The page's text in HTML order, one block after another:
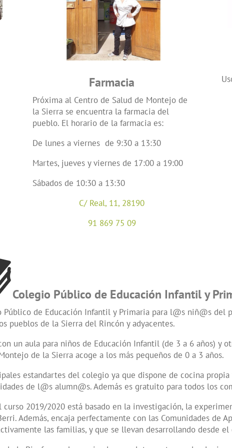
Farmacia
Próxima al Centro de Salud de Montejo de
la Sierra se encuentra la farmacia del
pueblo. El horario de la farmacia es:
De lunes a viernes de 9:30 a 13:30
Martes, jueves y viernes de 17:00 a 19:00
Sábados de 10:30 a 13:30
C/ Real, 11, 28190
91 869 75 09
Colegio Público de Educación Infantil y
de Educación Infantil y Primaria para l@s niñ@s del
pueblos de la Sierra del Rincón y adyacentes.
un aula para niños de Educación Infantil (de 3 a 6 años) y
de la Sierra acoge a los más pequeños de 0 a 3 años.
estandartes del colegio ya que dispone de cocina
de l@s alumn@s. Además es gratuito para todos los
2019/2020 está basado en la investigación, la
Además, encaja perfectamente con las Comunidades de
las familias, y que se llevan desarrollando desde el